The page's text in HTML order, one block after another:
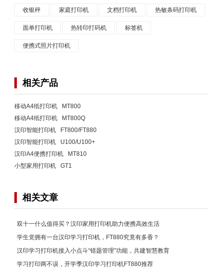
收银秤 家庭打印机 文档打印机 热敏条码打印机
面单打印机 热转印打码机 标签机
便携式照片打印机
相关产品
移动A4纸打印机 MT800
移动A4纸打印机 MT800Q
汉印智能打印机 FT800/FT880
汉印智能打印机 U100/U100+
汉印A4便携打印机 MT810
小型家用打印机 GT1
相关文章
双十一什么值得买？汉印家用打印机助力便携高效生活
学生党拥有一台汉印学习打印机，FT880究竟有多香？
汉印学习打印机接入小点斗“错题管理”功能，共建智慧教育
学习打印两不误，开学季汉印学习打印机FT880推荐